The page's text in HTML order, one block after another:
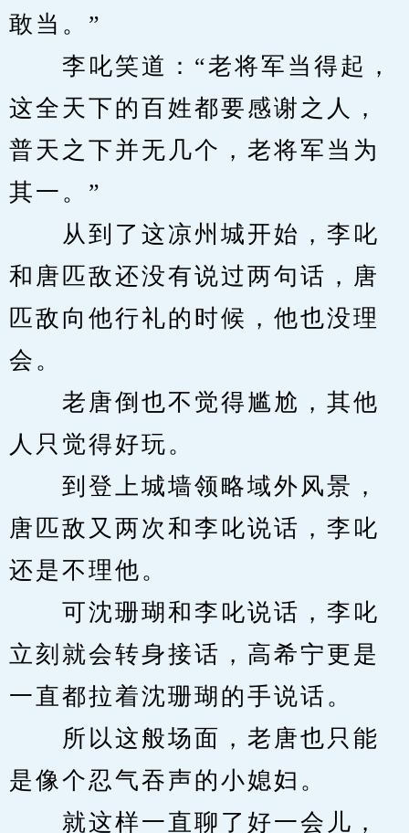
敢当。”
李叱笑道：“老将军当得起，
这全天下的百姓都要感谢之人，
普天之下并无几个，老将军当为
其一。”
从到了这凉州城开始，李叱
和唐匹敌还没有说过两句话，唐
匹敌向他行礼的时候，他也没理
会。
老唐倒也不觉得尴尬，其他
人只觉得好玩。
到登上城墙领略域外风景，
唐匹敌又两次和李叱说话，李叱
还是不理他。
可沈珊瑚和李叱说话，李叱
立刻就会转身接话，高希宁更是
一直都拉着沈珊瑚的手说话。
所以这般场面，老唐也只能
是像个忍气吞声的小媳妇。
就这样一直聊了好一会儿，